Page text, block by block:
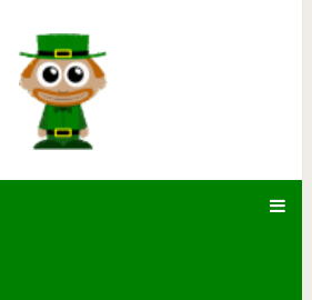
и светлых фактов о